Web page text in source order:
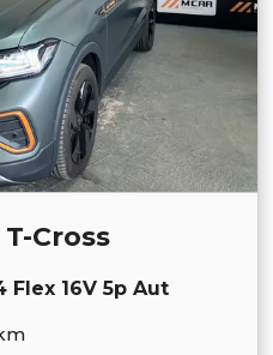
T-Cross
Flex 16V 5p Aut